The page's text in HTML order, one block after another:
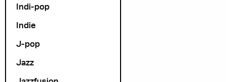
Indi-pop
Indie
J-pop
Jazz